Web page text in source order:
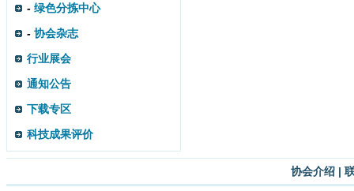
- 绿色分拣中心
- 协会杂志
行业展会
通知公告
下载专区
科技成果评价
协会介绍 |